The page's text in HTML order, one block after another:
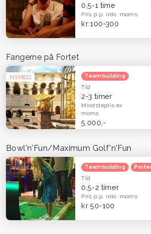
0,5-1 time
Pris p.p. Inkl. moms
kr 100-300
NYHED
Fangerne på Fortet
Teambuilding
Tid
2-3 timer
Mindstepris ex
moms
5.000,-
Bowl'n'Fun/Maximum Golf'n'Fun
Teambuilding
Tid
0,5-2 timer
Pris p.p. Inkl. moms
kr 50-100